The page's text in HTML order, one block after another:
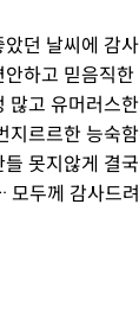
던 날씨에 감
하고 믿음직
많고 유머러스
지르르한 능숙
못지않게 결
모두께 감사드